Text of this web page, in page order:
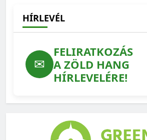
HÍRLEVÉL
✉
FELIRATKOZÁS
A ZÖLD HANG
HÍRLEVELÉRE!